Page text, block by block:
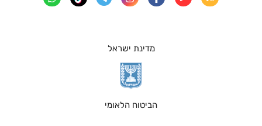
מדינת ישראל
הביטוח הלאומי